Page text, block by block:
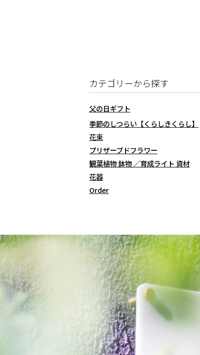
カテゴリーから探す
父の日ギフト
季節のしつらい【くらしきくらし】
花束
プリザーブドフラワー
観葉植物 鉢物 ／育成ライト 資材
花器
Order